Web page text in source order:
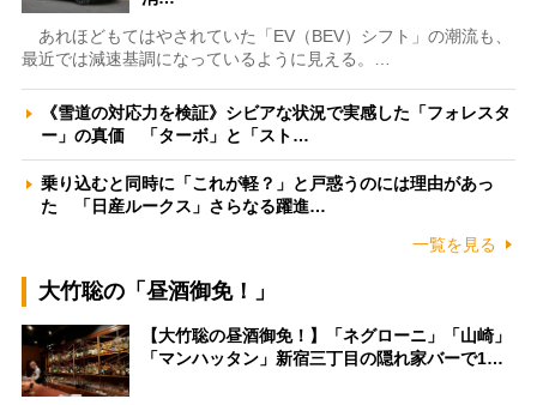
あれほどもてはやされていた「EV（BEV）シフト」の潮流も、
最近では減速基調になっているように見える。…
《雪道の対応力を検証》シビアな状況で実感した「フォレスタ
ー」の真価 「ターボ」と「スト…
乗り込むと同時に「これが軽？」と戸惑うのには理由があっ
た 「日産ルークス」さらなる躍進…
一覧を見る
大竹聡の「昼酒御免！」
【大竹聡の昼酒御免！】「ネグローニ」「山崎」
「マンハッタン」新宿三丁目の隠れ家バーで1…